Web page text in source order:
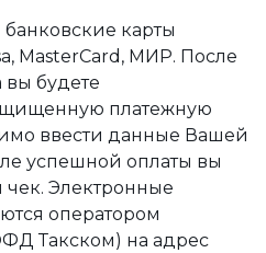
карты
MasterCard, МИР. После
вы будете
платежную
ввести данные Вашей
успешной оплаты вы
чек. Электронные
оператором
Такском) на адрес